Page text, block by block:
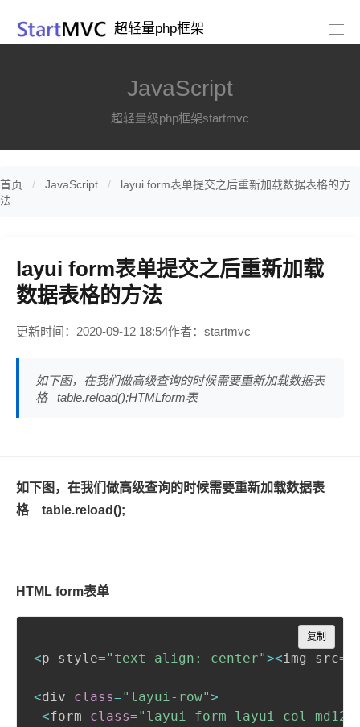
超轻量php框架
JavaScript
超轻量级php框架startmvc
首页 JavaScript
layui form表单提交之后重新加载数据表格的方
法
layui form表单提交之后重新加载
数据表格的方法
更新时间：2020-09-12 18:54作者：startmvc
如下图，在我们做高级查询的时候需要重新加载数据表
格 table.reload();HTMLform表
如下图，在我们做高级查询的时候需要重新加载数据表
格 table.reload();
HTML form表单
<p style="text-align: center"><img src=
<div class="layui-row">
<form class="layui-form layui-col-md12
复制
Copy